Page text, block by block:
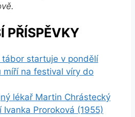
PŘÍSPĚVKY
startuje v pondělí
míří na festival víry do
lékař Martin Chrástecký
Proroková (1955)